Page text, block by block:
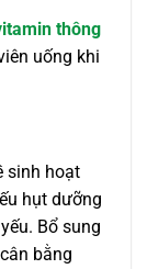
thông
uống khi
sinh hoạt
hụt dưỡng
Bổ sung
bằng